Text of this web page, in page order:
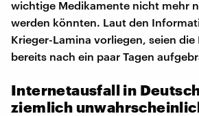
wichtige Medikamente nicht mehr
werden könnten. Laut den
Krieger-Lamina vorliegen, seien die
bereits nach ein paar Tagen
Internetausfall in
ziemlich